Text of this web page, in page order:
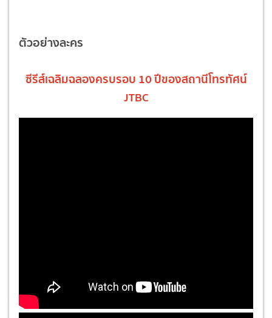
ตัวอย่างละคร
ซีรีส์เฉลิมฉลองครบรอบ 10 ปีของสถานีโทรทัศน์
JTBC